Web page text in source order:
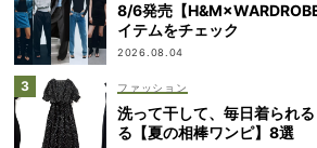
8/6発売【
イテムをチェック
2026.08.04
ファッション
洗って干して、毎日着られ
る【夏の相棒ワンピ】8選